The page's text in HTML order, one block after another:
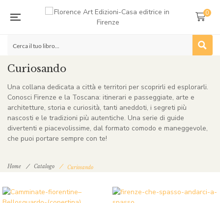
0
Curiosando
Una collana dedicata a città e territori per scoprirli ed esplorarli.
Conosci Firenze e la Toscana: itinerari e passeggiate, arte e
architetture, storia e curiosità, tanti aneddoti, i segreti più
nascosti e le tradizioni più autentiche. Una serie di guide
divertenti e piacevolissime, dal formato comodo e maneggevole,
che puoi portare sempre con te!
Home Catalogo Curiosando